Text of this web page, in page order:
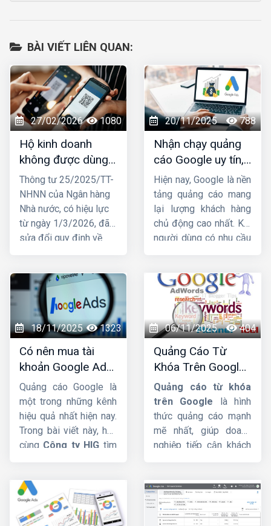
BÀI VIẾT LIÊN QUAN:
27/02/2026 1080
Hộ kinh doanh
không được dùng
tài khoản ngân
hàng cá nhân để
nhận tiền từ
01/03/2026
Thông tư 25/2025/TT-
NHNN của Ngân hàng
Nhà nước, có hiệu lực
từ ngày 1/3/2026, đã
sửa đổi quy định về
đó liên quan trực tiếp
đến hộ kinh doanh.
Trước những thay đổi
này, nhiều hộ đặt câu
hỏi liệu tài khoản ngân
hàng có bắt buộc phải
đứng tên đúng hộ kinh
doanh hay không và
nhóm hộ kinh doanh
nào phải mở tài khoản
riêng để phục vụ hoạt
động sản xuất, kinh
20/11/2025 788
Nhận chạy quảng
cáo Google uy tín,
chuyên nghiệp,
hiệu quả TOP 1
Hiện nay, Google là nền
tảng quảng cáo mang
lại lượng khách hàng
chủ động cao nhất. Khi
người dùng có nhu cầu
tìm thông tin. Đây chính
là lý do ngày càng
nhiều doanh nghiệp tìm
đến dịch vụnhận chạy
quảng cáo Googleđể
tăng doanh thu, tiếp
cận khách hàng nhanh
và vượt qua đối thủ.
18/11/2025 1323
Có nên mua tài
khoản Google Ads
hay không ?
Quảng cáo Google là
một trong những kênh
hiệu quả nhất hiện nay.
Trong bài viết này, hãy
cùng Công ty HIG tìm
Google Ads
hay
không nhá. Mời các
bạn cùng theo dõi.
06/11/2025 404
Quảng Cáo Từ
Khóa Trên Google:
Cơ Chế Đấu Giá và
Bí Quyết Tối Ưu
Quảng cáo từ khóa
trên Google là hình
thức quảng cáo mạnh
mẽ nhất, giúp doanh
nghiệp tiếp cận khách
cầu rõ ràng nhất. Bài
viết nàyHIGsẽ đi sâu
vào định nghĩa, cơ chế